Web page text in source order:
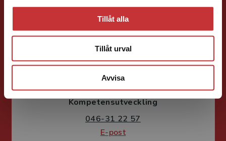
Tillåt alla
Tillåt urval
Avvisa
Fritjof Janson
Förlagskoordinator Kurslitteratur och
Kompetensutveckling
046-31 22 57
E-post